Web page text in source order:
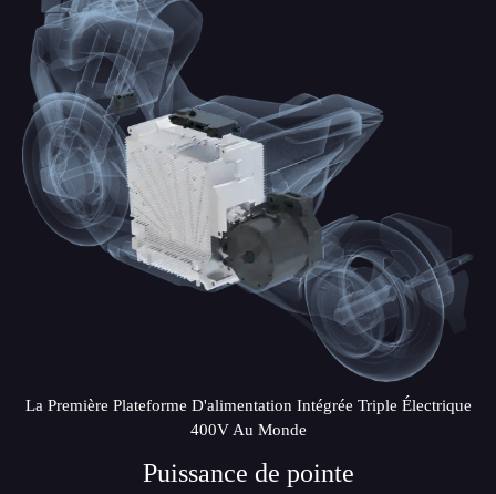
La Première Plateforme D'alimentation Intégrée Triple Électrique
400V Au Monde
Puissance de pointe